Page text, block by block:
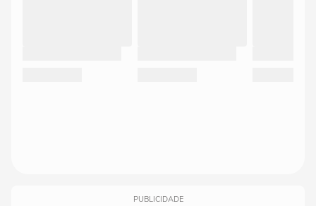
PUBLICIDADE